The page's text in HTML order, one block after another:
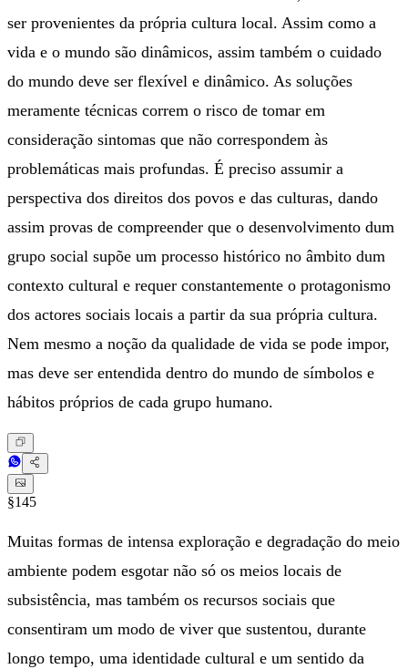
ser provenientes da própria cultura local. Assim como a
vida e o mundo são dinâmicos, assim também o cuidado
do mundo deve ser flexível e dinâmico. As soluções
meramente técnicas correm o risco de tomar em
consideração sintomas que não correspondem às
problemáticas mais profundas. É preciso assumir a
perspectiva dos direitos dos povos e das culturas, dando
assim provas de compreender que o desenvolvimento dum
grupo social supõe um processo histórico no âmbito dum
contexto cultural e requer constantemente o protagonismo
dos actores sociais locais a partir da sua própria cultura.
Nem mesmo a noção da qualidade de vida se pode impor,
mas deve ser entendida dentro do mundo de símbolos e
hábitos próprios de cada grupo humano.
§145
Muitas formas de intensa exploração e degradação do meio
ambiente podem esgotar não só os meios locais de
subsistência, mas também os recursos sociais que
consentiram um modo de viver que sustentou, durante
longo tempo, uma identidade cultural e um sentido da